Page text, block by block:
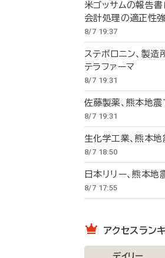
米ゴッサムの報告
会計処理の適正性
8/7 19:37
ステボロニン、製
テラファーマ
8/7 19:31
佐藤製薬、熊本地
8/7 19:31
生化学工業、熊本
8/7 18:50
日本リリー、熊本
8/7 17:55
アクセスラン
デイリー